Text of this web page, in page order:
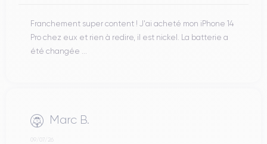
Franchement super content ! J'ai acheté mon iPhone 14
Pro chez eux et rien à redire, il est nickel. La batterie a
été changée ...
Marc B.
09/07/26